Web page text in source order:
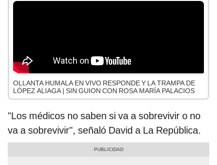
OLLANTA HUMALA EN VIVO RESPONDE Y LA TRAMPA DE
LÓPEZ ALIAGA | SIN GUION CON ROSA MARÍA PALACIOS
"Los médicos no saben si va a sobrevivir o no
va a sobrevivir", señaló David a La República.